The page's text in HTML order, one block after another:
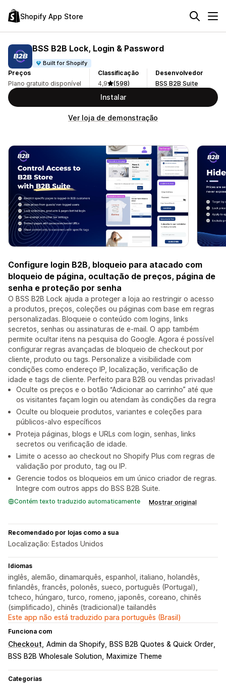
Shopify App Store
BSS B2B Lock, Login & Password
Built for Shopify
Preços
Plano gratuito disponível
Classificação
4,9
(598)
Desenvolvedor
BSS B2B Suite
Instalar
Ver loja de demonstração
Configure login B2B, bloqueio para atacado com
bloqueio de página, ocultação de preços, página de
senha e proteção por senha
O BSS B2B Lock ajuda a proteger a loja ao restringir o acesso
a produtos, preços, coleções ou páginas com base em regras
personalizadas. Bloqueie o conteúdo com logins, links
secretos, senhas ou assinaturas de e-mail. O app também
permite ocultar itens na pesquisa do Google. Agora é possível
configurar regras avançadas de bloqueio de checkout por
cliente, produto ou tags. Personalize a visibilidade com
condições como endereço IP, localização, verificação de
idade e tags de cliente. Perfeito para B2B ou vendas privadas!
Oculte os preços e o botão “Adicionar ao carrinho” até que
os visitantes façam login ou atendam às condições da regra
Oculte ou bloqueie produtos, variantes e coleções para
públicos-alvo específicos
Proteja páginas, blogs e URLs com login, senhas, links
secretos ou verificação de idade.
Limite o acesso ao checkout no Shopify Plus com regras de
validação por produto, tag ou IP.
Gerencie todos os bloqueios em um único criador de regras.
Integre com outros apps do BSS B2B Suite.
Contém texto traduzido automaticamente Mostrar original
Recomendado por lojas como a sua
Localização: Estados Unidos
Idiomas
inglês, alemão, dinamarquês, espanhol, italiano, holandês,
finlandês, francês, polonês, sueco, português (Portugal),
tcheco, húngaro, turco, romeno, japonês, coreano, chinês
(simplificado), chinês (tradicional)e tailandês
Este app não está traduzido para português (Brasil)
Funciona com
Checkout Admin da Shopify
BSS B2B Quotes & Quick Order
BSS B2B Wholesale Solution
Maximize Theme
Categorias